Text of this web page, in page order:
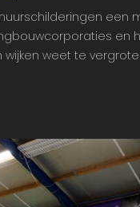
een
en
weet te